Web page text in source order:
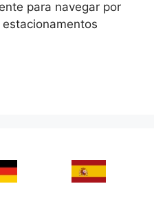
para navegar por